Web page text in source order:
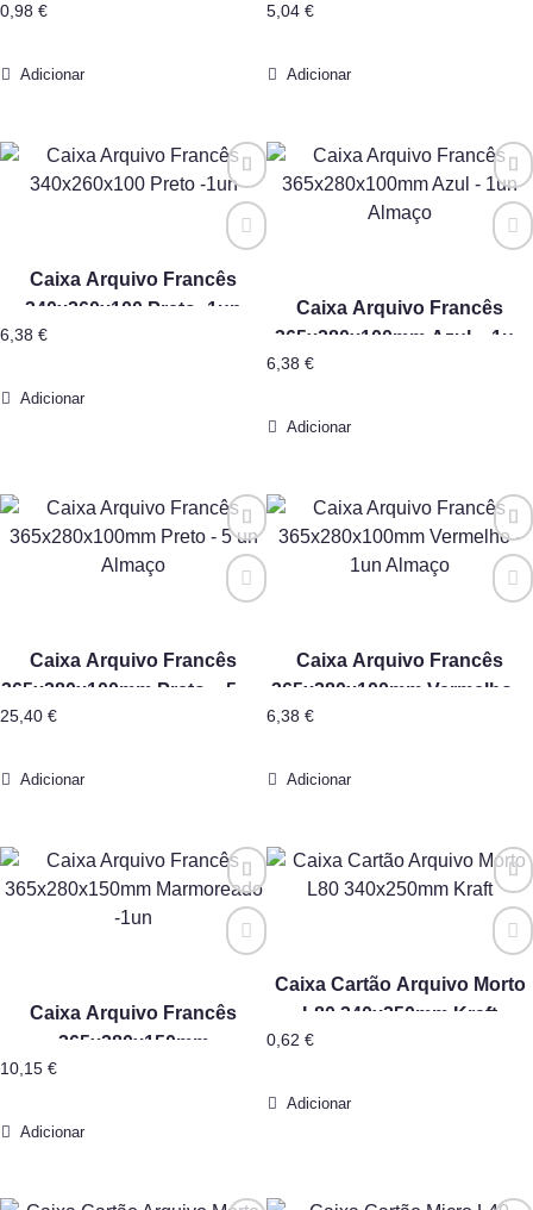
0,98 €
Adicionar
5,04 €
Adicionar
Caixa Arquivo Francês
340x260x100 Preto -1un
6,38 €
Adicionar
Caixa Arquivo Francês
365x280x100mm Azul – 1un
6,38 €
Adicionar
Caixa Arquivo Francês
365x280x100mm Preto – 5 un
25,40 €
Adicionar
Caixa Arquivo Francês
365x280x100mm Vermelho –
6,38 €
Adicionar
Caixa Arquivo Francês
365x280x150mm
Marmoreado -1un
10,15 €
Adicionar
Caixa Cartão Arquivo Morto
L80 340x250mm Kraft
0,62 €
Adicionar